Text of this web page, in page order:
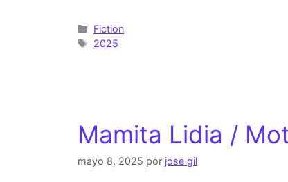
Fiction
2025
Mamita Lidia /
mayo 8, 2025 por jose gil